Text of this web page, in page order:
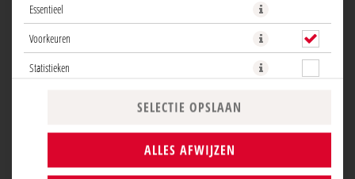
Essentieel
Voorkeuren
Statistieken
SELECTIE OPSLAAN
ALLES AFWIJZEN
huisgemaakte tomatensaus. Ook erg lekker met extra rucola en knoflook